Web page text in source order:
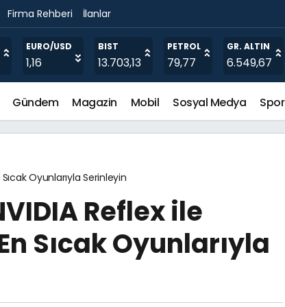
Firma Rehberi İlanlar
EURO/USD
1,16
BIST
13.703,13
PETROL
79,77
GR. ALTIN
6.549,67
Gündem Magazin Mobil Sosyal Medya Spor
Sıcak Oyunlarıyla Serinleyin
Reflex ile
Sıcak Oyunlarıyla
Mimarisi ile Yeni Bir Çağ Başlatıyor